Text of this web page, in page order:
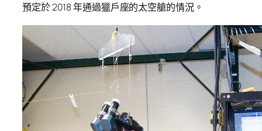
預定於 2018 年通過獵戶座的太空艙的情況。